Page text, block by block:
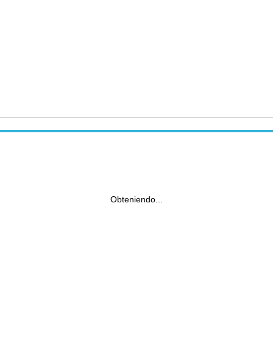
Obteniendo...